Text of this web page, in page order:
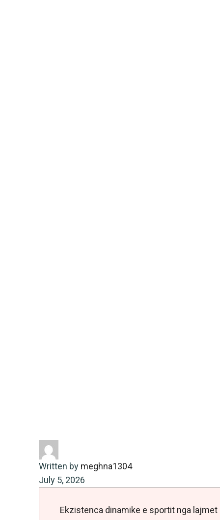
Written by meghna1304
July 5, 2026
Ekzistenca dinamike e sportit nga lajmet